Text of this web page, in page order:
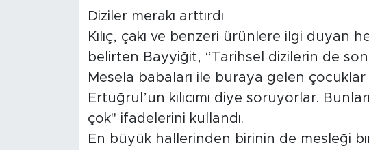
Diziler merakı arttırdı
Kılıç, çakı ve benzeri ürünlere ilgi duyan
belirten Bayyiğit, “Tarihsel dizilerin de
Mesela babaları ile buraya gelen çocuklar
Ertuğrul’un kılıcımı diye soruyorlar.
çok" ifadelerini kullandı.
En büyük hallerinden birinin de mesleği